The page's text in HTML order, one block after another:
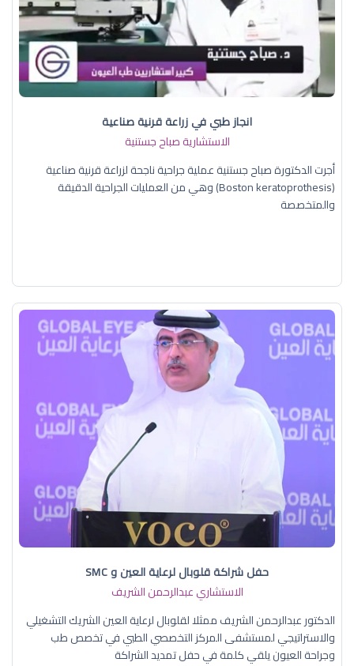
انجاز طبي في زراعة قرنية صناعية
الاستشارية صباح جستنية
أجرت الدكتورة صباح جستنية عملية جراحية ناجحة لزراعة قرنية صناعية
(Boston keratoprothesis) وهي من العمليات الجراحية الدقيقة
والمتخصصة
حفل شراكة قلوبال لرعاية العين و SMC
الاستشاري عبدالرحمن الشريف
الدكتور عبدالرحمن الشريف ممثلا لقلوبال لرعاية العين الشريك التشغيلي
والاستراتيجي لمستشفى المركز التخصصي الطبي في تخصص طب
وجراحة العيون يلقي كلمة في حفل تمديد الشراكة